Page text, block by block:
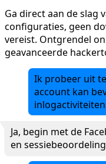
Ga direct aan de slag
configuraties, geen
vereist. Ontgrendel
geavanceerde
Ik probeer uit
account kan
Ja, begin met de
en